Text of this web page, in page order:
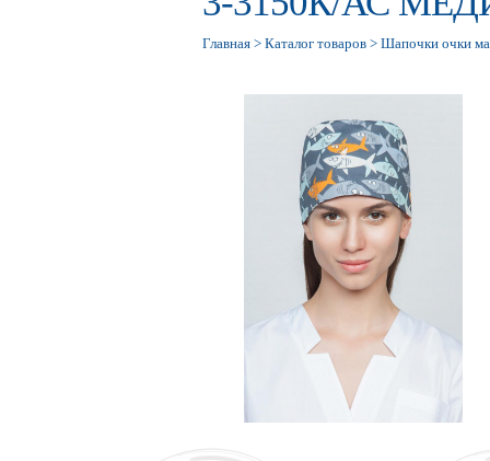
Главная > Каталог товаров > Шапочки очки